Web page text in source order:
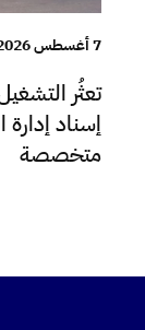
7 أغسطس 2026
تعثُر
إسناد
متخصصة